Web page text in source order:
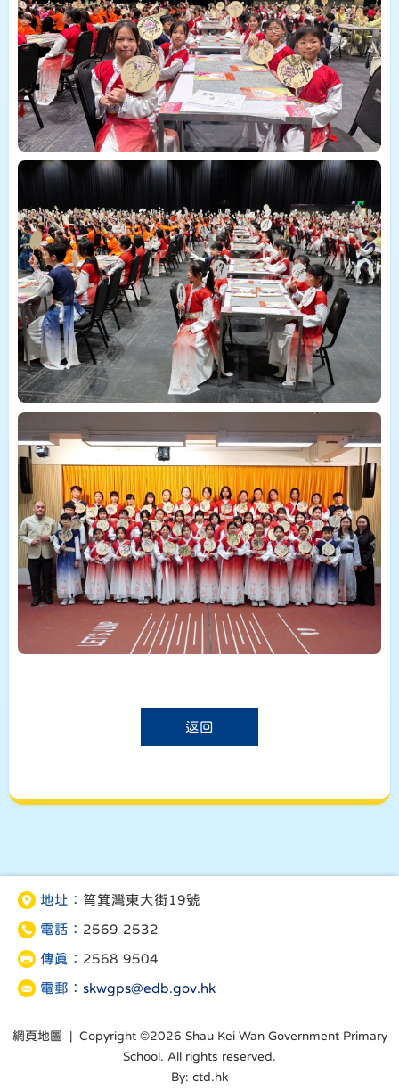
返回
地址： 筲箕灣東大街19號
電話： 2569 2532
傳真： 2568 9504
電郵： skwgps@edb.gov.hk
網頁地圖 | Copyright ©2026 Shau Kei Wan Government Primary
School. All rights reserved.
By: ctd.hk